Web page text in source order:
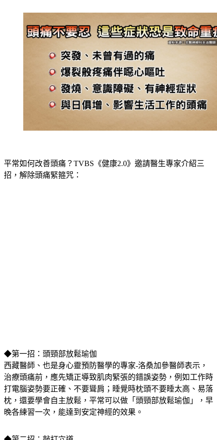
平常如何改善頭痛？TVBS《健康2.0》邀請醫生專家介紹三
招，解除頭痛緊箍咒：
◆第一招：頭頸部放鬆瑜伽
西藏醫師、也是身心靈預防醫學的專家-洛桑加參醫師表示，
治療頭痛前，應先矯正導致肌肉緊張的錯誤姿勢，例如工作時
打電腦姿勢要正確、不要聳肩；睡覺時枕頭不要睡太高、易落
枕，還要學會自主放鬆，平常可以做「頭頸部放鬆瑜伽」，早
晚各練習一次，能達到安定神經的效果。